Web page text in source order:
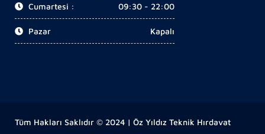
Cumartesi : 09:30 - 22:00
Pazar Kapalı
Tüm Hakları Saklıdır © 2024 | Öz Yıldız Teknik Hırdavat